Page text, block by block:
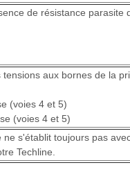
de résistance parasite
aux bornes de la
(voies 4 et 5)
(voies 4 et 5)
s'établit toujours pas
Techline.